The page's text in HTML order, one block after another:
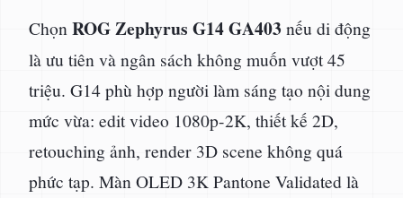
Chọn ROG Zephyrus G14 GA403 nếu di động
là ưu tiên và ngân sách không muốn vượt 45
triệu. G14 phù hợp người làm sáng tạo nội dung
mức vừa: edit video 1080p-2K, thiết kế 2D,
retouching ảnh, render 3D scene không quá
phức tạp. Màn OLED 3K Pantone Validated là